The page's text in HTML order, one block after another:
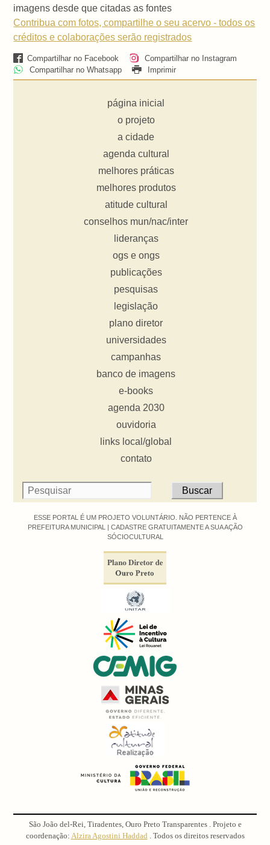
imagens desde que citadas as fontes
Contribua com fotos, compartilhe o seu acervo - todos os
créditos e colaborações serão registrados
Compartilhar no Facebook
Compartilhar no Instagram
Compartilhar no Whatsapp
Imprimir
página inicial
o projeto
a cidade
agenda cultural
melhores práticas
melhores produtos
atitude cultural
conselhos mun/nac/inter
lideranças
ogs e ongs
publicações
pesquisas
legislação
plano diretor
universidades
campanhas
banco de imagens
e-books
agenda 2030
ouvidoria
links local/global
contato
ESSE PORTAL É UM PROJETO VOLUNTÁRIO. NÃO PERTENCE À
PREFEITURA MUNICIPAL | CADASTRE GRATUITAMENTE A SUA AÇÃO
SÓCIOCULTURAL
São João del-Rei, Tiradentes, Ouro Preto Transparentes . Projeto e
coordenação: Alzira Agostini Haddad . Todos os direitos reservados